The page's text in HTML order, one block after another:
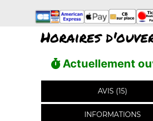
Horaires
Actuellement
AVIS (15)
INFORMATIONS